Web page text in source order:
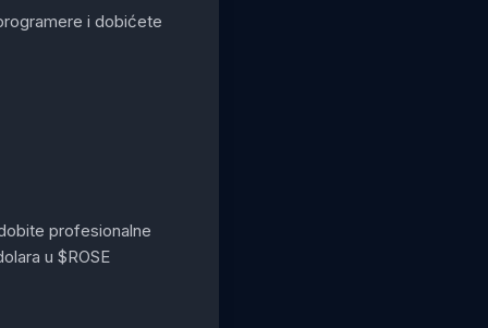
i dobićete
profesionalne
u $ROSE